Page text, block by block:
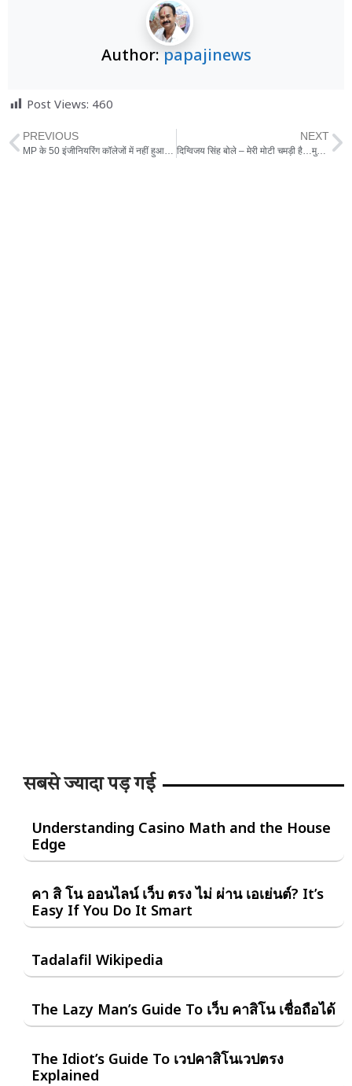
Author:papajinews
Post Views: 460
PREVIOUS
MP के 50 इंजीनियरिंग कॉलेजों में नहीं हुआ एक भी एडमिशन
NEXT
दिग्विजय सिंह बोले – मेरी मोटी चमड़ी है…मुझे गालियाें से फर्क नहीं पड़ता गद्दार वो हैं जो 35 करोड़ में बिके
सबसे ज्यादा पड़ गई
Understanding Casino Math and the House
Edge
คา สิ โน ออนไลน์ เว็บ ตรง ไม่ ผ่าน เอเย่นต์? It’s
Easy If You Do It Smart
Tadalafil Wikipedia
The Lazy Man’s Guide To เว็บ คาสิโน เชื่อถือได้
The Idiot’s Guide To เวปคาสิโนเวปตรง
Explained